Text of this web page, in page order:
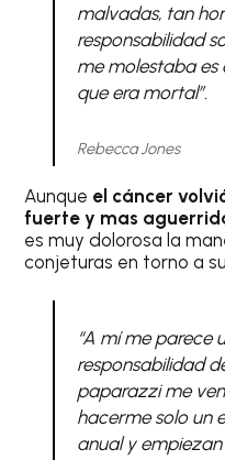
malvadas, tan
responsabilidad
me molestaba es
que era mortal”.
Rebecca Jones
Aunque el cáncer
fuerte y mas
es muy dolorosa la
conjeturas en torno a
“A mí me parece
responsabilidad
paparazzi me
hacerme solo un
anual y